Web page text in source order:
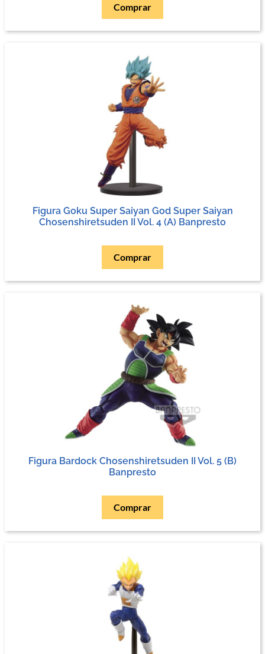
Comprar
Figura Goku Super Saiyan God Super Saiyan
Chosenshiretsuden II Vol. 4 (A) Banpresto
Comprar
Figura Bardock Chosenshiretsuden II Vol. 5 (B)
Banpresto
Comprar